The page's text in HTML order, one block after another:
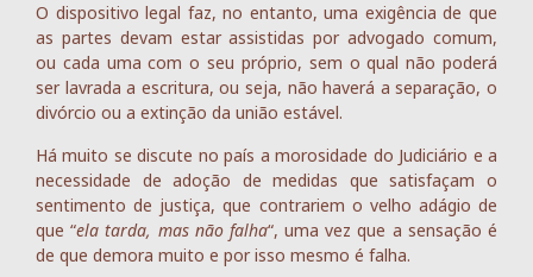
O dispositivo legal faz, no entanto, uma exigência de que
as partes devam estar assistidas por advogado comum,
ou cada uma com o seu próprio, sem o qual não poderá
ser lavrada a escritura, ou seja, não haverá a separação, o
divórcio ou a extinção da união estável.
Há muito se discute no país a morosidade do Judiciário e a
necessidade de adoção de medidas que satisfaçam o
sentimento de justiça, que contrariem o velho adágio de
que “ela tarda, mas não falha“, uma vez que a sensação é
de que demora muito e por isso mesmo é falha.